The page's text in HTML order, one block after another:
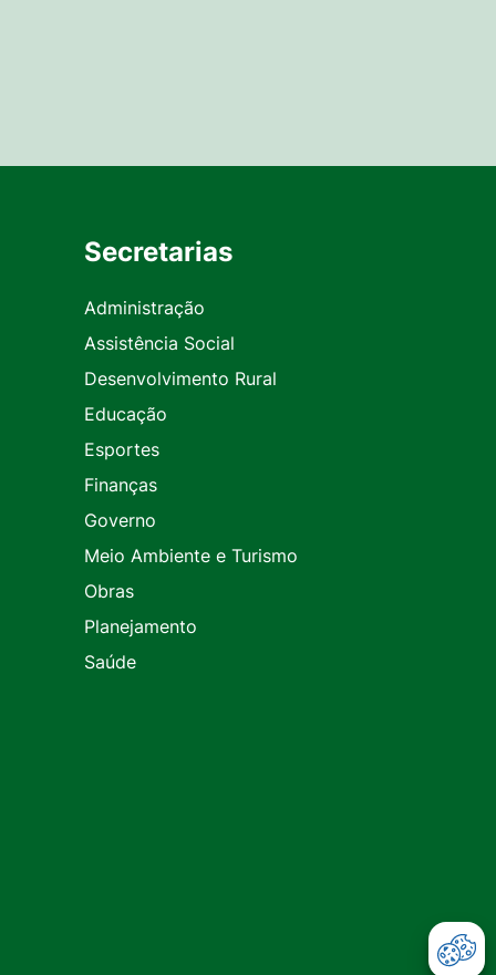
Secretarias
Administração
Assistência Social
Desenvolvimento Rural
Educação
Esportes
Finanças
Governo
Meio Ambiente e Turismo
Obras
Planejamento
Saúde